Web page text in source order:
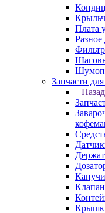
Плата
Запчасти
Назад